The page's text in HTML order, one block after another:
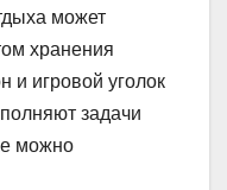
может
хранения
и игровой уголок
задачи
можно